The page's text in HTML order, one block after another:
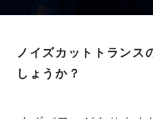
ノイズカットトランス
しょうか？